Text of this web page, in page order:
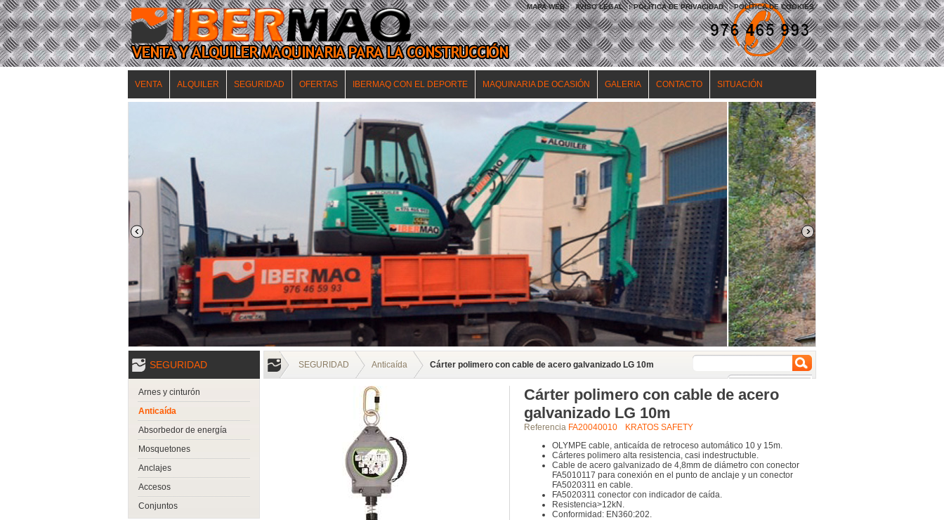
MAPA WEB | AVISO LEGAL | POLÍTICA DE PRIVACIDAD | POLÍTICA DE COOKIES
VENTA ALQUILER SEGURIDAD OFERTAS IBERMAQ CON EL DEPORTE MAQUINARIA DE OCASIÓN GALERIA CONTACTO SITUACIÓN
SEGURIDAD
Arnes y cinturón
Anticaída
Absorbedor de energía
Mosquetones
Anclajes
Accesos
Conjuntos
SEGURIDAD Anticaída Cárter polimero con cable de acero galvanizado LG 10m
Cárter polimero con cable de acero
galvanizado LG 10m
Referencia FA20040010
KRATOS SAFETY
OLYMPE cable, anticaída de retroceso automático 10 y 15m.
Cárteres polimero alta resistencia, casi indestructuble.
Cable de acero galvanizado de 4,8mm de diámetro con conector
FA5010117 para conexión en el punto de anclaje y un conector
FA5020311 en cable.
FA5020311 conector con indicador de caída.
Resistencia>12kN.
Conformidad: EN360:202.